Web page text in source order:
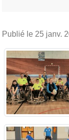
Publié le 25 janv.